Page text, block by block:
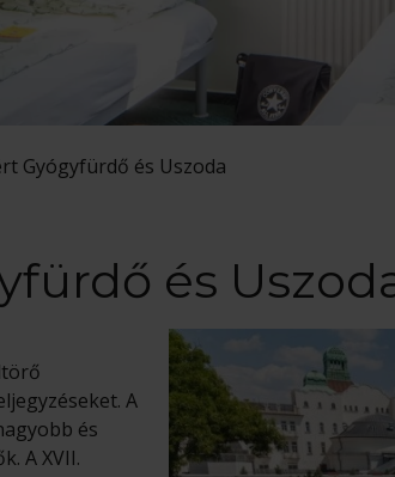
Gyógyfürdő és Uszoda
és
A
és
A XVII.